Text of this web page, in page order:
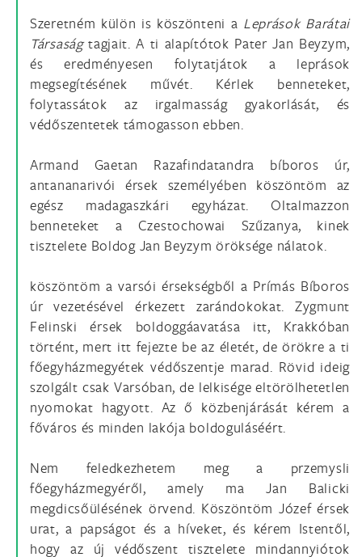
Szeretném külön is köszönteni a Leprások Barátai
Társaságtagjait. A ti alapítótok Pater Jan Beyzym,
és eredményesen folytatjátok a leprások
megsegítésének művét. Kérlek benneteket,
folytassátok az irgalmasság gyakorlását, és
védőszentetek támogasson ebben.
Armand Gaetan Razafindatandra bíboros úr,
antananarivói érsek személyében köszöntöm az
egész madagaszkári egyházat. Oltalmazzon
benneteket a Czestochowai Szűzanya, kinek
tisztelete Boldog Jan Beyzym öröksége nálatok.
köszöntöm a varsói érsekségből a Prímás Bíboros
úr vezetésével érkezett zarándokokat. Zygmunt
Felinski érsek boldoggáavatása itt, Krakkóban
történt, mert itt fejezte be az életét, de örökre a ti
főegyházmegyétek védőszentje marad. Rövid ideig
szolgált csak Varsóban, de lelkisége eltörölhetetlen
nyomokat hagyott. Az ő közbenjárását kérem a
főváros és minden lakója boldoguláséért.
Nem feledkezhetem meg a przemysli
főegyházmegyéről, amely ma Jan Balicki
megdicsőülésének örvend. Köszöntöm Józef érsek
urat, a papságot és a híveket, és kérem Istentől,
hogy az új védőszent tisztelete mindannyiótok